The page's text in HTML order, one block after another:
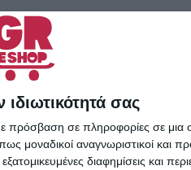
σας
πρόσβαση σε πληροφορίες σε
μοναδικοί αναγνωριστικοί και
διαφημίσεις και